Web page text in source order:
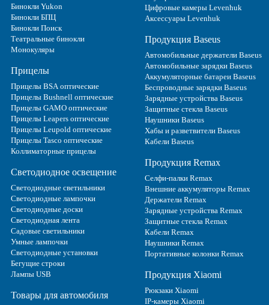
Бинокли Yukon
Бинокли БПЦ
Бинокли Поиск
Театральные бинокли
Монокуляры
Прицелы
Прицелы BSA оптические
Прицелы Bushnell оптические
Прицелы GAMO оптические
Прицелы Leapers оптические
Прицелы Leupold оптические
Прицелы Tasco оптические
Коллиматорные прицелы
Светодиодное освещение
Светодиодные светильники
Светодиодные лампочки
Светодиодные доски
Светодиодная лента
Садовые светильники
Умные лампочки
Светодиодные установки
Бегущие строки
Лампы USB
Товары для автомобиля
Цифровые камеры Levenhuk
Аксессуары Levenhuk
Продукция Baseus
Автомобильные держатели Baseus
Автомобильные зарядки Baseus
Аккумуляторные батареи Baseus
Беспроводные зарядки Baseus
Зарядные устройства Baseus
Защитные стекла Baseus
Наушники Baseus
Хабы и разветвители Baseus
Кабели Baseus
Продукция Remax
Селфи-палки Remax
Внешние аккумуляторы Remax
Держатели Remax
Зарядные устройства Remax
Защитные стекла Remax
Кабели Remax
Наушники Remax
Портативные колонки Remax
Продукция Xiaomi
Рюкзаки Xiaomi
IP-камеры Xiaomi